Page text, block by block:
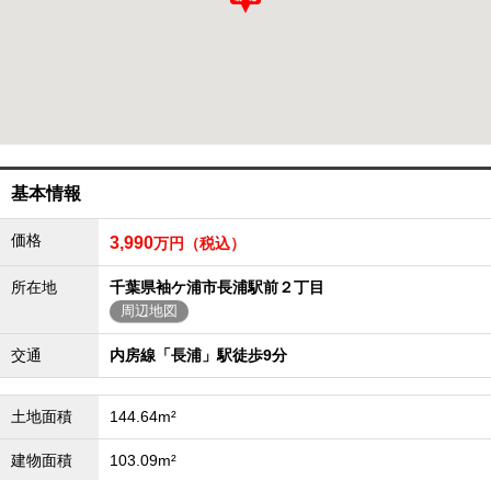
基本情報
価格 3,990万円（税込）
所在地 千葉県袖ケ浦市長浦駅前２丁目
周辺地図
交通 内房線「長浦」駅徒歩9分
土地面積 144.64m²
建物面積 103.09m²
船橋･市川･浦安方面エリアの新築一戸建
船橋･市川･浦安方面エリアの中古一戸建
船橋･市川･浦安方面エリアのマンション
千葉市エリア
千葉市エリアの新築一戸建
千葉市エリアの中古一戸建
千葉市エリアの土地
外房エリア
外房エリアの新築一戸建
外房エリアのマンション
外房エリアの土地